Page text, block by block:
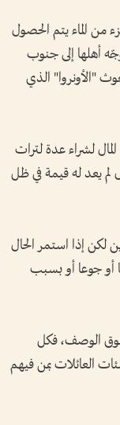
من الماء يتم الحصول
أهلها إلى جنوب
"الأونروا" الذي
لشراء عدة لترات
لم يعد له قيمة في ظل
لكن إذا استمر الحال
أو جوعا أو بسبب
تفوق الوصف، فكل
مئات العائلات بمن فيهم